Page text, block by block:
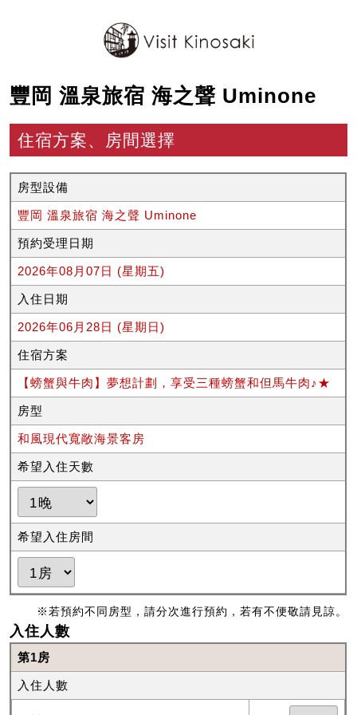
豐岡 溫泉旅宿 海之聲 Uminone
住宿方案、房間選擇
房型設備
豐岡 溫泉旅宿 海之聲 Uminone
預約受理日期
2026年08月07日 (星期五)
入住日期
2026年06月28日 (星期日)
住宿方案
【螃蟹與牛肉】夢想計劃，享受三種螃蟹和但馬牛肉♪★
房型
和風現代寬敞海景客房
希望入住天數
希望入住房間
※若預約不同房型，請分次進行預約，若有不便敬請見諒。
入住人數
第1房
入住人數